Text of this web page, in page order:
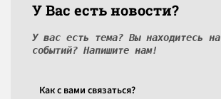
У Вас есть новости?
У вас есть тема? Вы находитесь
событий? Напишите нам!
Как c вами связаться?